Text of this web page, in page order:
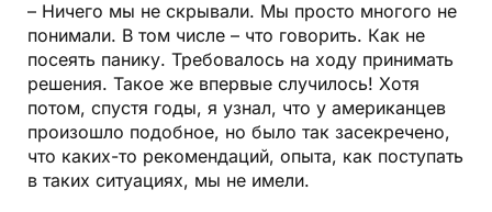
– Ничего мы не скрывали. Мы просто многого не
понимали. В том числе – что говорить. Как не
посеять панику. Требовалось на ходу принимать
решения. Такое же впервые случилось! Хотя
потом, спустя годы, я узнал, что у американцев
произошло подобное, но было так засекречено,
что каких-то рекомендаций, опыта, как поступать
в таких ситуациях, мы не имели.